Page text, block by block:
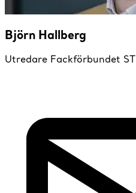
Björn Hallberg
Utredare Fackförbundet ST